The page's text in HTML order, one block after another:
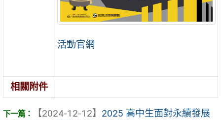
活動官網
相關附件
【2024-12-12】 2025 高中生面對永續發展